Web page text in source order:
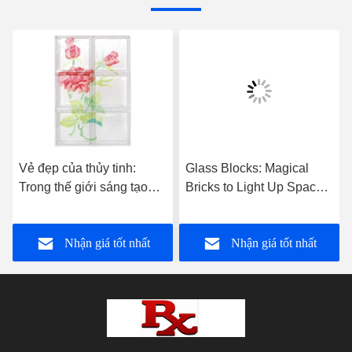
Vẻ đẹp của thủy tinh:
Trong thế giới sáng tạo
các khối tinh thể
Nhận giá tốt nhất
Glass Blocks: Magical
Bricks to Light Up Spaces
Nhận giá tốt nhất